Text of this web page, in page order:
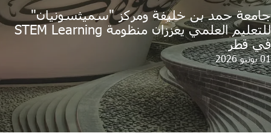
جامعة حمد بن خليفة ومركز "سميثسونيان"
للتعليم العلمي يعززان منظومة STEM Learning
في قطر
01 يونيو 2026